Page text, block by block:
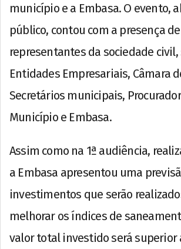
município e a Embasa. O evento,
público, contou com a presença de
representantes da sociedade
Entidades Empresariais, Câmara
Secretários municipais,
Município e Embasa.
Assim como na 1ª audiência,
a Embasa apresentou uma
investimentos que serão
melhorar os índices de
valor total investido será superior